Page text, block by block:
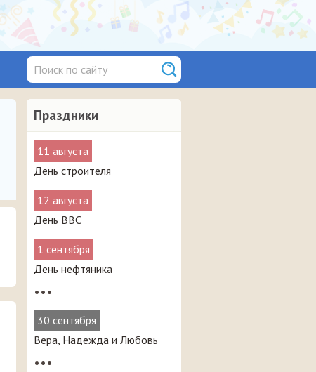
Праздники
11 августа
День строителя
12 августа
День ВВС
1 сентября
День нефтяника
•••
30 сентября
Вера, Надежда и Любовь
•••